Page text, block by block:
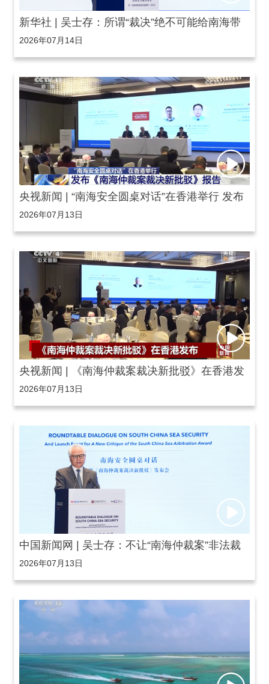
新华社 | 吴士存：所谓“裁决”绝不可能给南海带
来和平与安宁
2026年07月14日
央视新闻 | “南海安全圆桌对话”在香港举行 发布
《南海仲裁案裁决新批驳》报告
2026年07月13日
央视新闻 | 《南海仲裁案裁决新批驳》在香港发
布
2026年07月13日
中国新闻网 | 吴士存：不让“南海仲裁案”非法裁
决寿终正寝，南海永无宁日
2026年07月13日